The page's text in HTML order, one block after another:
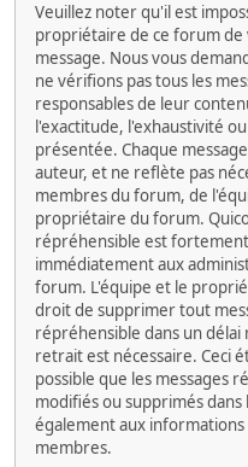
Veuillez noter qu'il est
propriétaire de ce forum de
message. Nous vous
ne vérifions pas tous les
responsables de leur
l'exactitude, l'exhaustivité
présentée. Chaque
auteur, et ne reflète pas
membres du forum, de
propriétaire du forum.
répréhensible est
immédiatement aux
forum. L'équipe et le
droit de supprimer tout
répréhensible dans un
retrait est nécessaire. Ceci
possible que les messages
modifiés ou supprimés dans
également aux
membres.